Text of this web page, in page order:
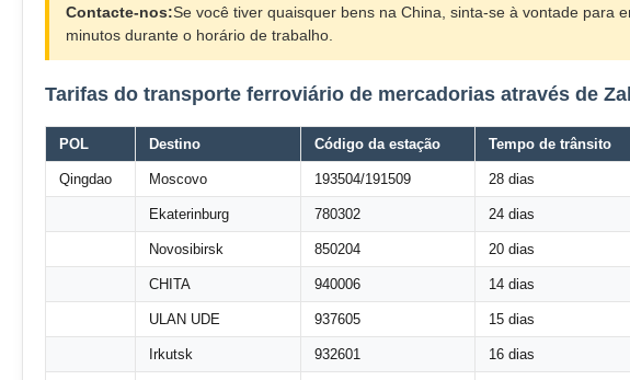
Contacte-nos:Se você tiver quaisquer bens na China, sinta-se à vontade para
minutos durante o horário de trabalho.
Tarifas do transporte ferroviário de mercadorias através de
POL Destino Código da estação Tempo de trânsito
Qingdao Moscovo 193504/191509 28 dias
Ekaterinburg 780302 24 dias
Novosibirsk 850204 20 dias
CHITA 940006 14 dias
ULAN UDE 937605 15 dias
Irkutsk 932601 16 dias